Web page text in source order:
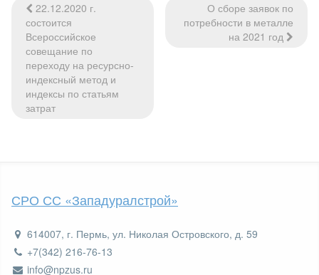
Навигация
по
записям
22.12.2020 г.
состоится
Всероссийское
совещание по
переходу на ресурсно-
индексный метод и
индексы по статьям
затрат
О сборе заявок по
потребности в металле
на 2021 год
СРО СС «Западуралстрой»
614007, г. Пермь, ул. Николая Островского, д. 59
+7(342) 216-76-13
info@npzus.ru